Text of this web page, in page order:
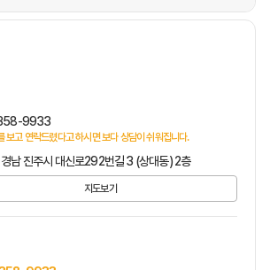
9933
보고 연락드렸다고 하시면 보다 상담이 쉬워집니다.
남 진주시 대신로292번길 3 (상대동) 2층
지도보기